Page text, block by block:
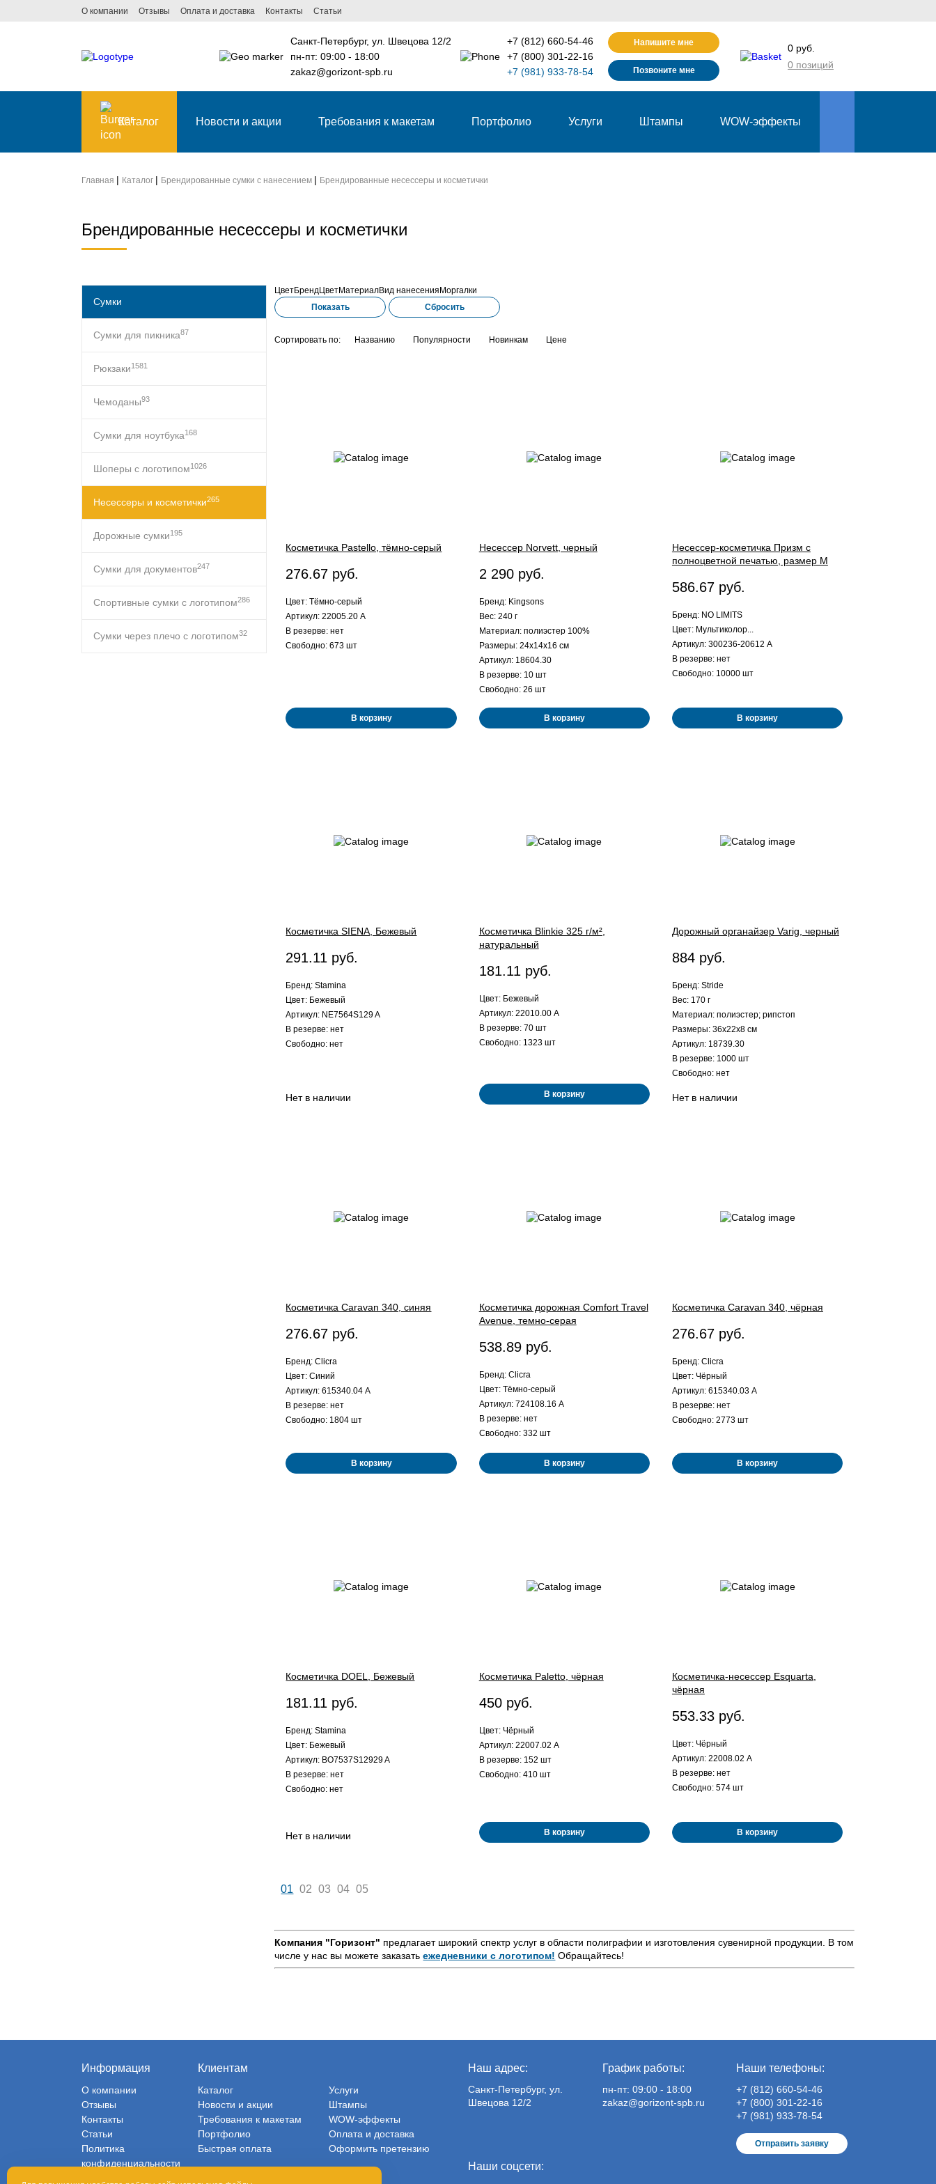
О компании Отзывы Оплата и доставка Контакты Статьи
Санкт-Петербург, ул. Швецова 12/2
пн-пт: 09:00 - 18:00
zakaz@gorizont-spb.ru
+7 (812) 660-54-46
+7 (800) 301-22-16
+7 (981) 933-78-54
Напишите мне
Позвоните мне
0 руб.
0 позиций
Каталог Новости и акции Требования к макетам Портфолио Услуги Штампы WOW-эффекты
Главная Каталог Брендированные сумки с нанесением Брендированные несессеры и косметички
Брендированные несессеры и косметички
Сумки
Сумки для пикника87
Рюкзаки1581
Чемоданы93
Сумки для ноутбука168
Шоперы с логотипом1026
Несессеры и косметички265
Дорожные сумки195
Сумки для документов247
Спортивные сумки с логотипом286
Сумки через плечо с логотипом32
ЦветБрендЦветМатериалВид нанесения Моргалки
Сортировать по: Названию Популярности Новинкам Цене
Косметичка Pastello, тёмно-серый
276.67 руб.
Цвет: Тёмно-серый
Артикул: 22005.20 A
В резерве: нет
Свободно: 673 шт
В корзину
Несессер Norvett, черный
2 290 руб.
Бренд: Kingsons
Вес: 240 г
Материал: полиэстер 100%
Размеры: 24x14x16 см
Артикул: 18604.30
В резерве: 10 шт
Свободно: 26 шт
В корзину
Несессер-косметичка Призм с
полноцветной печатью, размер M
586.67 руб.
Бренд: NO LIMITS
Цвет: Мультиколор...
Артикул: 300236-20612 A
В резерве: нет
Свободно: 10000 шт
В корзину
Косметичка SIENA, Бежевый
291.11 руб.
Бренд: Stamina
Цвет: Бежевый
Артикул: NE7564S129 A
В резерве: нет
Свободно: нет
Нет в наличии
Косметичка Blinkie 325 г/м²,
натуральный
181.11 руб.
Цвет: Бежевый
Артикул: 22010.00 A
В резерве: 70 шт
Свободно: 1323 шт
В корзину
Дорожный органайзер Varig, черный
884 руб.
Бренд: Stride
Вес: 170 г
Материал: полиэстер; рипстоп
Размеры: 36x22x8 см
Артикул: 18739.30
В резерве: 1000 шт
Свободно: нет
Нет в наличии
Косметичка Caravan 340, синяя
276.67 руб.
Бренд: Clicra
Цвет: Синий
Артикул: 615340.04 A
В резерве: нет
Свободно: 1804 шт
В корзину
Косметичка дорожная Comfort Travel
Avenue, темно-серая
538.89 руб.
Бренд: Clicra
Цвет: Тёмно-серый
Артикул: 724108.16 A
В резерве: нет
Свободно: 332 шт
В корзину
Косметичка Caravan 340, чёрная
276.67 руб.
Бренд: Clicra
Цвет: Чёрный
Артикул: 615340.03 A
В резерве: нет
Свободно: 2773 шт
В корзину
Косметичка DOEL, Бежевый
181.11 руб.
Бренд: Stamina
Цвет: Бежевый
Артикул: BO7537S12929 A
В резерве: нет
Свободно: нет
Нет в наличии
Косметичка Paletto, чёрная
450 руб.
Цвет: Чёрный
Артикул: 22007.02 A
В резерве: 152 шт
Свободно: 410 шт
В корзину
Косметичка-несессер Esquarta,
чёрная
553.33 руб.
Цвет: Чёрный
Артикул: 22008.02 A
В резерве: нет
Свободно: 574 шт
В корзину
01 02 03 04 05
Компания "Горизонт" предлагает широкий спектр услуг в области полиграфии и изготовления сувенирной продукции. В том
числе у нас вы можете заказатьежедневники с логотипом! Обращайтесь!
Информация
О компании
Отзывы
Контакты
Статьи
Политика
конфиденциальности
Клиентам
Каталог
Новости и акции
Требования к макетам
Портфолио
Быстрая оплата
Услуги
Штампы
WOW-эффекты
Оплата и доставка
Оформить претензию
Наш адрес:
Санкт-Петербург, ул.
Швецова 12/2
График работы:
пн-пт: 09:00 - 18:00
zakaz@gorizont-spb.ru
Наши телефоны:
+7 (812) 660-54-46
+7 (800) 301-22-16
+7 (981) 933-78-54
Отправить заявку
Наши соцсети: